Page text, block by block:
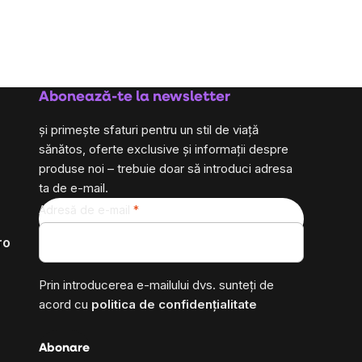
Abonează-te la newsletter
și primește sfaturi pentru un stil de viață
sănătos, oferte exclusive și informații despre
produse noi – trebuie doar să introduci adresa
ta de e-mail.
Adresă de e-mail
Prin introducerea e-mailului dvs. sunteți de
acord cu politica de confidențialitate
Abonare